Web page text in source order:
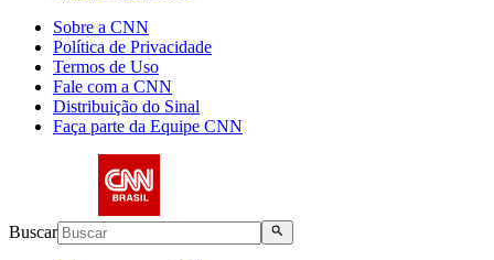
Sobre a CNN
Política de Privacidade
Termos de Uso
Fale com a CNN
Distribuição do Sinal
Faça parte da Equipe CNN
Buscar